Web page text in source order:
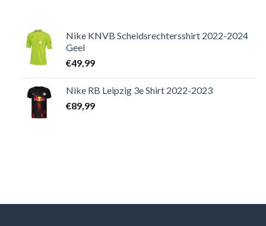
Nike KNVB Scheidsrechtersshirt 2022-2024
Geel
€49,99
Nike RB Leipzig 3e Shirt 2022-2023
€89,99